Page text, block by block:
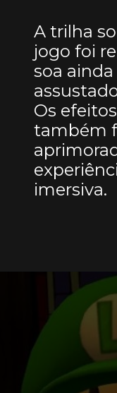
A trilha
jogo foi
soa
Os
também
imersiva.